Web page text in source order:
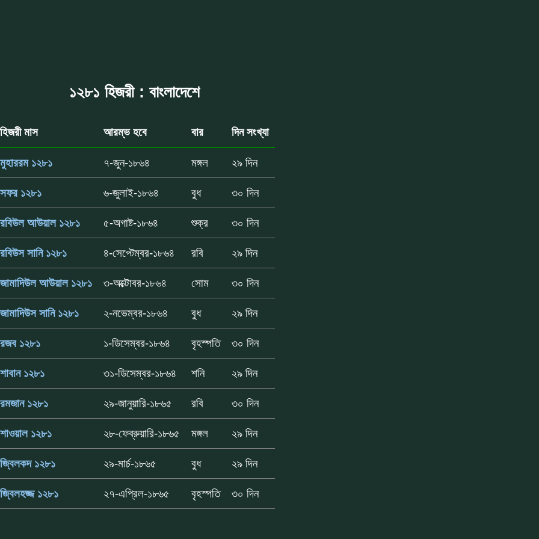
১২৮১ হিজরী : বাংলাদেশে
হিজরী মাস আরম্ভ হবে বার দিন সংখ্যা
মুহাররম ১২৮১ ৭-জুন-১৮৬৪ মঙ্গল ২৯ দিন
সফর ১২৮১ ৬-জুলাই-১৮৬৪ বুধ ৩০ দিন
রবিউল আউয়াল ১২৮১ ৫-অগাষ্ট-১৮৬৪ শুক্র ৩০ দিন
রবিউস সানি ১২৮১ ৪-সেপ্টেম্বর-১৮৬৪ রবি ২৯ দিন
জামাদিউল আউয়াল ১২৮১ ৩-অক্টোবর-১৮৬৪ সোম ৩০ দিন
জামাদিউস সানি ১২৮১ ২-নভেম্বর-১৮৬৪ বুধ ২৯ দিন
রজব ১২৮১ ১-ডিসেম্বর-১৮৬৪ বৃহস্পতি ৩০ দিন
শাবান ১২৮১ ৩১-ডিসেম্বর-১৮৬৪ শনি ২৯ দিন
রমজান ১২৮১ ২৯-জানুয়ারি-১৮৬৫ রবি ৩০ দিন
শাওয়াল ১২৮১ ২৮-ফেব্রুয়ারি-১৮৬৫ মঙ্গল ২৯ দিন
জ্বিলকদ ১২৮১ ২৯-মার্চ-১৮৬৫ বুধ ২৯ দিন
জ্বিলহজ্জ ১২৮১ ২৭-এপ্রিল-১৮৬৫ বৃহস্পতি ৩০ দিন